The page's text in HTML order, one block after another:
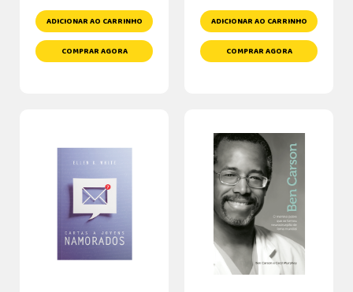
ADICIONAR AO CARRINHO
COMPRAR AGORA
ADICIONAR AO CARRINHO
COMPRAR AGORA